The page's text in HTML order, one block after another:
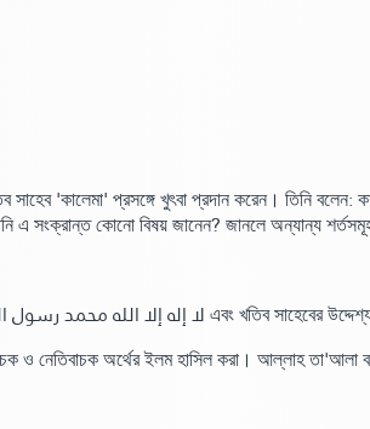
'কালেমা' প্রসঙ্গে খুৎবা প্রদান করেন। তিনি
এ সংক্রান্ত কোনো বিষয় জানেন? জানলে অন্যান্য
لا إله إلا الله محمد رسولএবং খতিব সাহেবের
ও নেতিবাচক অর্থের ইলম হাসিল করা। আল্লাহ তা'আলা